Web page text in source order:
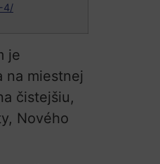
4/
je
na miestnej
čistejšiu,
Nového